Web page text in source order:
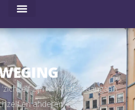
zijn’: in relaties aangaan,
en anderen.